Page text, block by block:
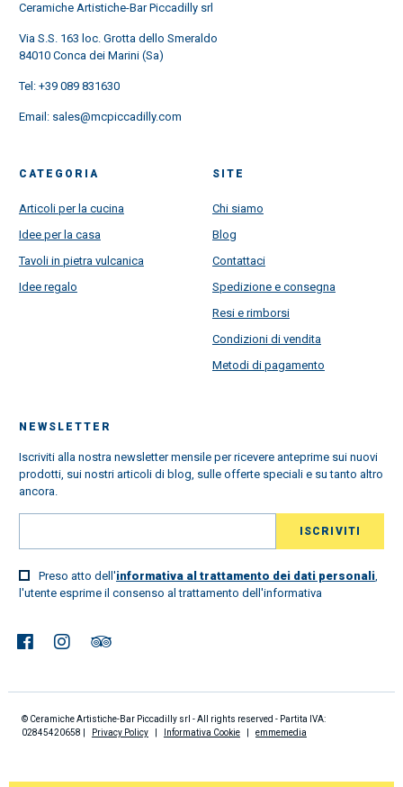
Ceramiche Artistiche-Bar Piccadilly srl
Via S.S. 163 loc. Grotta dello Smeraldo
84010 Conca dei Marini (Sa)
Tel: +39 089 831630
Email: sales@mcpiccadilly.com
CATEGORIA
Articoli per la cucina
Idee per la casa
Tavoli in pietra vulcanica
Idee regalo
SITE
Chi siamo
Blog
Contattaci
Spedizione e consegna
Resi e rimborsi
Condizioni di vendita
Metodi di pagamento
NEWSLETTER
Iscriviti alla nostra newsletter mensile per ricevere anteprime sui nuovi
prodotti, sui nostri articoli di blog, sulle offerte speciali e su tanto altro
ancora.
Preso atto dell'informativa al trattamento dei dati personali,
l'utente esprime il consenso al trattamento dell'informativa
© Ceramiche Artistiche-Bar Piccadilly srl - All rights reserved - Partita IVA:
02845420658 |
Privacy Policy Informativa Cookie emmemedia